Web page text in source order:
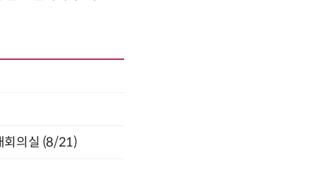
회의실 (8/21)